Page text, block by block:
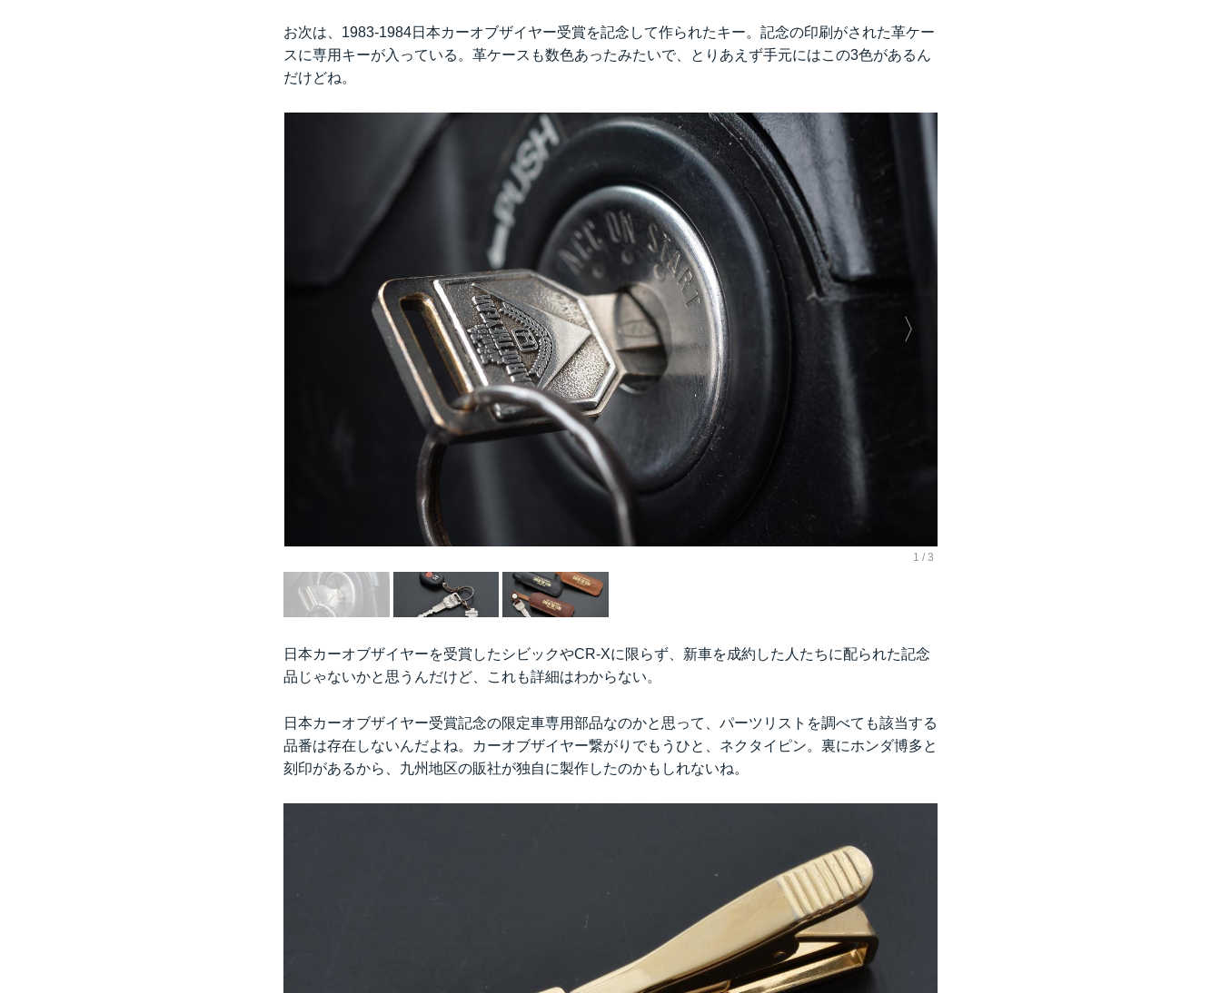
お次は、1983-1984日本カーオブザイヤー受賞を記念して作られたキー。記念の印刷がされた革ケー
スに専用キーが入っている。革ケースも数色あったみたいで、とりあえず手元にはこの3色があるん
だけどね。
日本カーオブザイヤーを受賞したシビックやCR-Xに限らず、新車を成約した人たちに配られた記念
品じゃないかと思うんだけど、これも詳細はわからない。
日本カーオブザイヤー受賞記念の限定車専用部品なのかと思って、パーツリストを調べても該当する
品番は存在しないんだよね。カーオブザイヤー繋がりでもうひと、ネクタイピン。裏にホンダ博多と
刻印があるから、九州地区の販社が独自に製作したのかもしれないね。